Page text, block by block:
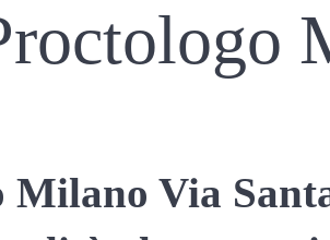
Milano Via